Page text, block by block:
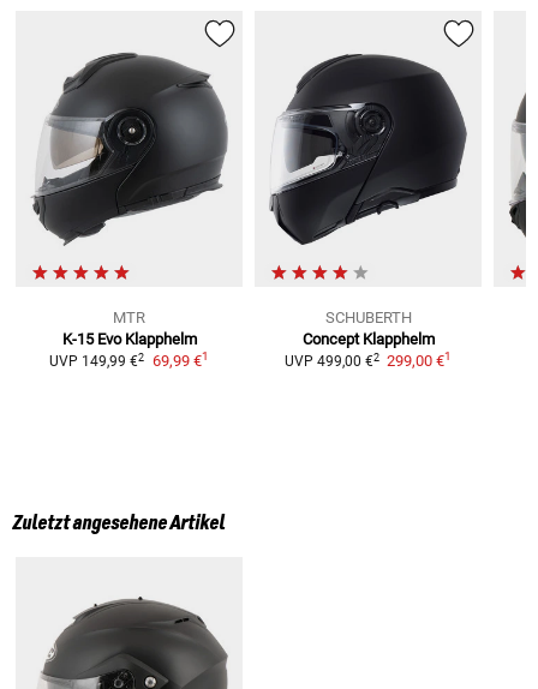
MTR
K-15 Evo Klapphelm
UVP 149,99 €2 69,99 €1
SCHUBERTH
Concept Klapphelm
UVP 499,00 €2 299,00 €1
Zuletzt angesehene Artikel